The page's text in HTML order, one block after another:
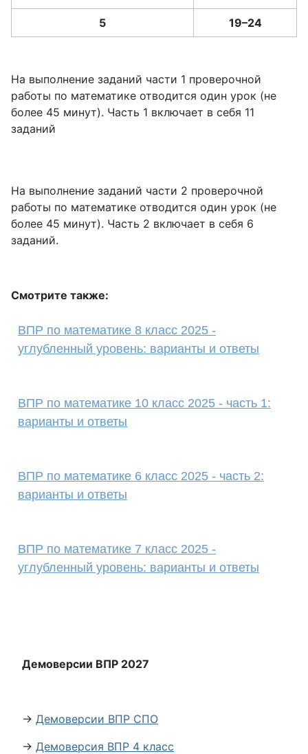
5 19–24
На выполнение заданий части 1 проверочной
работы по математике отводится один урок (не
более 45 минут). Часть 1 включает в себя 11
заданий
На выполнение заданий части 2 проверочной
работы по математике отводится один урок (не
более 45 минут). Часть 2 включает в себя 6
заданий.
Смотрите также:
ВПР по математике 8 класс 2025 -
углубленный уровень: варианты и ответы
ВПР по математике 10 класс 2025 - часть 1:
варианты и ответы
ВПР по математике 6 класс 2025 - часть 2:
варианты и ответы
ВПР по математике 7 класс 2025 -
углубленный уровень: варианты и ответы
Демоверсии ВПР 2027
→ Демоверсии ВПР СПО
→ Демоверсия ВПР 4 класс